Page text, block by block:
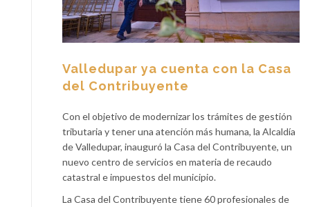
Valledupar ya cuenta con la Casa
del Contribuyente
Con el objetivo de modernizar los trámites de gestión
tributaria y tener una atención más humana, la Alcaldía
de Valledupar, inauguró la Casa del Contribuyente, un
nuevo centro de servicios en materia de recaudo
catastral e impuestos del municipio.
La Casa del Contribuyente tiene 60 profesionales de